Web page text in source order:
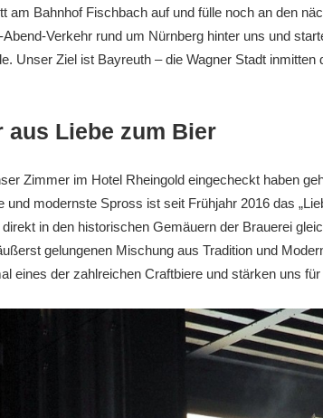
am Bahnhof Fischbach auf und fülle noch an den
Verkehr rund um Nürnberg hinter uns und
Unser Ziel ist Bayreuth – die Wagner Stadt inmitten
aus Liebe zum Bier
Zimmer im Hotel Rheingold eingecheckt haben
und modernste Spross ist seit Frühjahr 2016 das
in den historischen Gemäuern der Brauerei
gelungenen Mischung aus Tradition und
eines der zahlreichen Craftbiere und stärken uns